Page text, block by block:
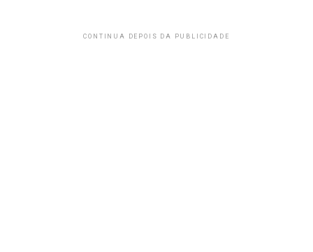
CONTINUA DEPOIS DA PUBLICIDADE